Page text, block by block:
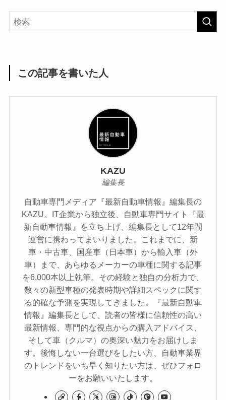
この記事を書いた人
KAZU
編集長
自動車専門メディア『最新自動車情報』編集長の
KAZU。IT企業から独立後、自動車専門サイト『最
新自動車情報』を立ち上げ、編集長として12年間
運営に携わってまいりました。これまでに、新
車・中古車、国産車（日本車）から輸入車（外
車）まで、あらゆるメーカーの車種に関する記事
を6,000本以上執筆。その経験と独自の分析力で、
数々の新型車種の発表時期や詳細スペックに関す
る的確な予測を実現してきました。『最新自動車
情報』編集長として、読者の皆様に信頼性の高い
最新情報、専門的な視点からの購入アドバイス、
そして車（クルマ）の奥深い魅力をお届けしま
す。後悔しない一台選びをしたい方、自動車業界
のトレンドをいち早く知りたい方は、ぜひフォロ
ーをお願いいたします。